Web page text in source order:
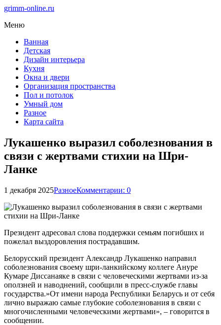
grimm-online.ru
Меню
Ванная
Детская
Дизайн интерьера
Кухня
Окна и двери
Организация пространства
Пол и потолок
Умный дом
Разное
Карта сайта
Лукашенко выразил соболезнования в
связи с жертвами стихии на Шри-
Ланке
1 декабря 2025РазноеКомментарии: 0
Президент адресовал слова поддержки семьям погибших и
пожелал выздоровления пострадавшим.
Белорусский президент Александр Лукашенко направил
соболезнования своему шри-ланкийскому коллеге Ануре
Кумаре Диссанаяке в связи с человеческими жертвами из-за
оползней и наводнений, сообщили в пресс-службе главы
государства.»От имени народа Республики Беларусь и от себя
лично выражаю самые глубокие соболезнования в связи с
многочисленными человеческими жертвами», – говорится в
сообщении.